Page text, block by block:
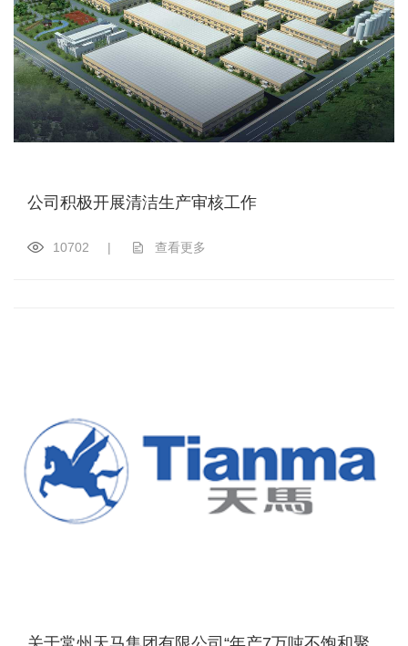
公司积极开展清洁生产审核工作
10702 | 查看更多